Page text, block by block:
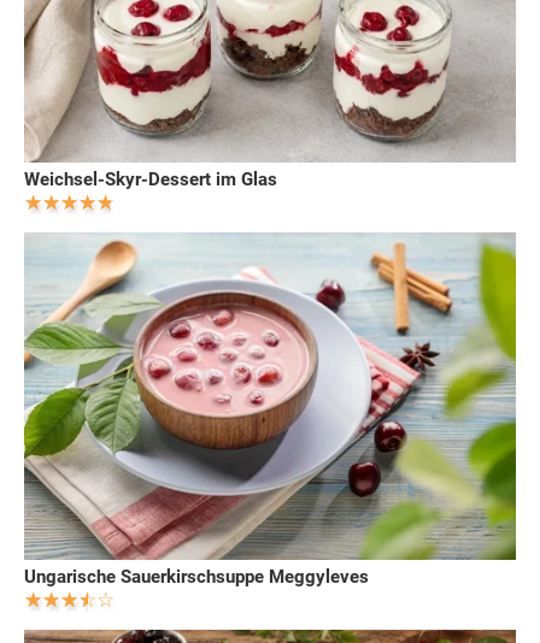
Weichsel-Skyr-Dessert im Glas
Ungarische Sauerkirschsuppe Meggyleves